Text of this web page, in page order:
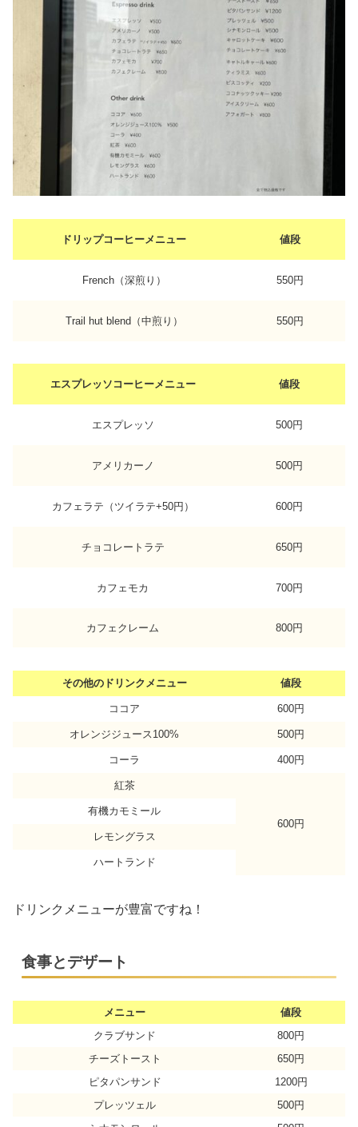
ドリップコーヒーメニュー 値段
French（深煎り） 550円
Trail hut blend（中煎り） 550円
エスプレッソコーヒーメニュー 値段
エスプレッソ 500円
アメリカーノ 500円
カフェラテ（ツイラテ+50円） 600円
チョコレートラテ 650円
カフェモカ 700円
カフェクレーム 800円
その他のドリンクメニュー 値段
ココア 600円
オレンジジュース100% 500円
コーラ 400円
紅茶
600円
有機カモミール
レモングラス
ハートランド
ドリンクメニューが豊富ですね！
食事とデザート
メニュー
値段
クラブサンド
800円
チーズトースト
650円
ピタパンサンド
1200円
プレッツェル
500円